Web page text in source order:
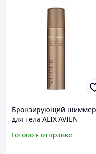
Бронзирующий шиммер
для тела ALIX AVIEN
Готово к отправке